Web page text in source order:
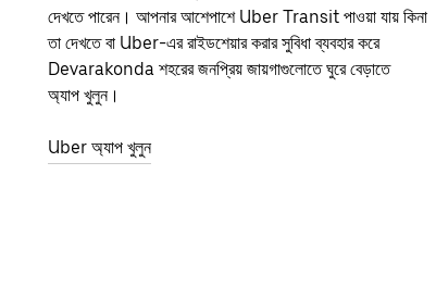
দেখতে পারেন। আপনার আশেপাশে Uber Transit পাওয়া যায় কিনা
তা দেখতে বা Uber-এর রাইডশেয়ার করার সুবিধা ব্যবহার করে
Devarakonda শহরের জনপ্রিয় জায়গাগুলোতে ঘুরে বেড়াতে
অ্যাপ খুলুন।
Uber অ্যাপ খুলুন